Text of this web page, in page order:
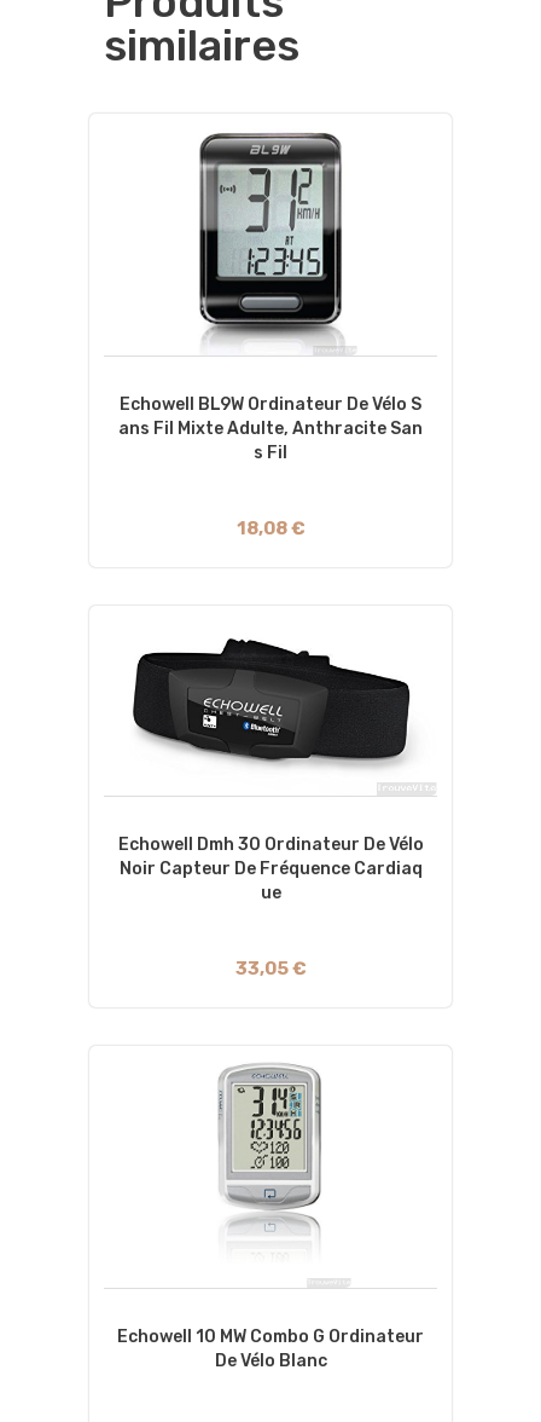
similaires
Echowell BL9W Ordinateur De Vélo S
Ans Fil Mixte Adulte, Anthracite San
S Fil
18,08 €
Echowell Dmh 30 Ordinateur De Vélo
Noir Capteur De Fréquence Cardiaq
Ue
33,05 €
Echowell 10 MW Combo G Ordinateur
De Vélo Blanc